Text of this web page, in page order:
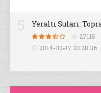
Yeraltı Suları:
27115
2014-02-17 23:28:36